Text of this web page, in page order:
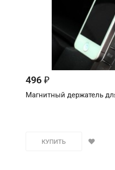
496 ₽
Магнитный держатель
КУПИТЬ